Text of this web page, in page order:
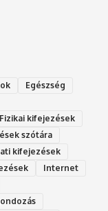
Egészség
Fizikai kifejezések
szótára
kifejezések
Internet